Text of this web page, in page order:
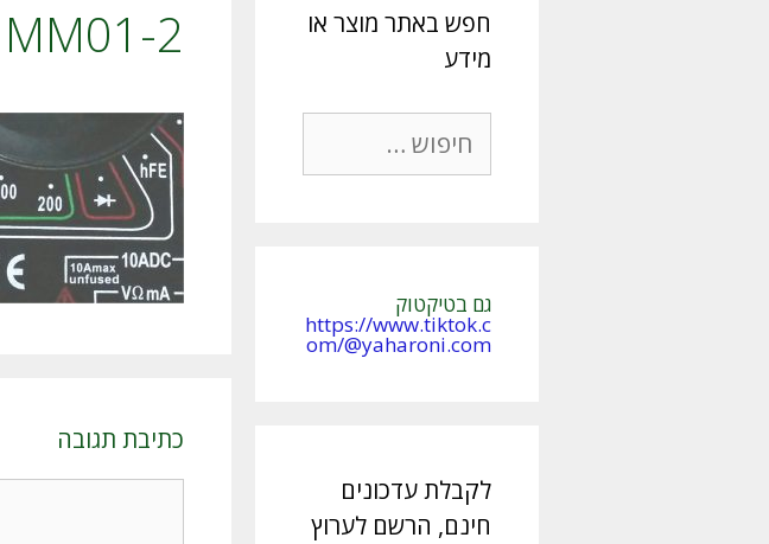
MM01-2
כתיבת תגובה
תגובה
חפש באתר מוצר או
מידע
חיפוש:
גם בטיקטוק
https://www.tiktok.c
om/@yaharoni.com
לקבלת עדכונים
חינם, הרשם לערוץ